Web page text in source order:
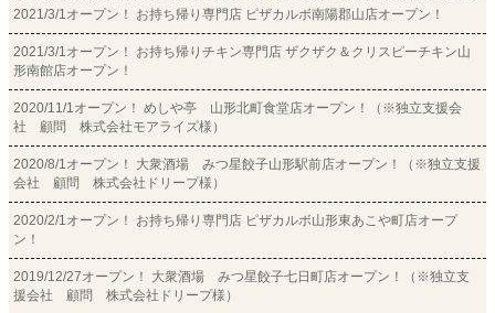
2021/3/1オープン！ お持ち帰り専門店 ピザカルボ南陽郡山店オープン！
2021/3/1オープン！ お持ち帰りチキン専門店 ザクザク＆クリスピーチキン山
形南館店オープン！
2020/11/1オープン！ めしや亭 山形北町食堂店オープン！（※独立支援会
社 顧問 株式会社モアライズ様）
2020/8/1オープン！ 大衆酒場 みつ星餃子山形駅前店オープン！（※独立支援
会社 顧問 株式会社ドリープ様）
2020/2/1オープン！ お持ち帰り専門店 ピザカルボ山形東あこや町店オープ
ン！
2019/12/27オープン！ 大衆酒場 みつ星餃子七日町店オープン！（※独立支
援会社 顧問 株式会社ドリープ様）